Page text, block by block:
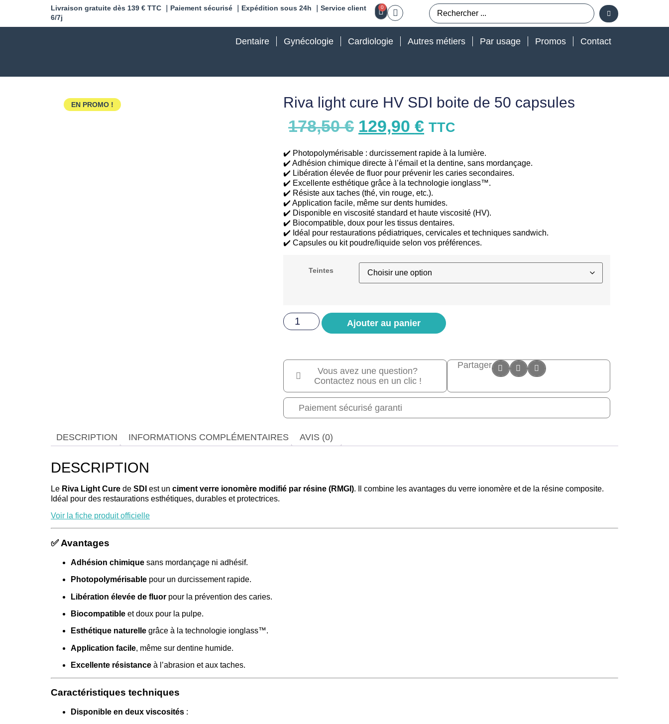
Livraison gratuite dès 139 € TTC ｜Paiement sécurisé ｜Expédition sous 24h ｜Service client
6/7j
0
Dentaire Gynécologie Cardiologie Autres métiers Par usage Promos Contact
EN PROMO ! Riva light cure HV SDI boite de 50 capsules
178,50€ 129,90€ TTC
✔️ Photopolymérisable : durcissement rapide à la lumière.
✔️ Adhésion chimique directe à l’émail et la dentine, sans mordançage.
✔️ Libération élevée de fluor pour prévenir les caries secondaires.
✔️ Excellente esthétique grâce à la technologie ionglass™.
✔️ Résiste aux taches (thé, vin rouge, etc.).
✔️ Application facile, même sur dents humides.
✔️ Disponible en viscosité standard et haute viscosité (HV).
✔️ Biocompatible, doux pour les tissus dentaires.
✔️ Idéal pour restaurations pédiatriques, cervicales et techniques sandwich.
✔️ Capsules ou kit poudre/liquide selon vos préférences.
Teintes
Ajouter au panier
Vous avez une question?
Contactez nous en un clic !
Partager
Paiement sécurisé garanti
DESCRIPTION INFORMATIONS COMPLÉMENTAIRES AVIS (0)
DESCRIPTION
Le Riva Light Cure de SDI est un ciment verre ionomère modifié par résine (RMGI). Il combine les avantages du verre ionomère et de la résine composite.
Idéal pour des restaurations esthétiques, durables et protectrices.
Voir la fiche produit officielle
✅ Avantages
Adhésion chimique sans mordançage ni adhésif.
Photopolymérisable pour un durcissement rapide.
Libération élevée de fluor pour la prévention des caries.
Biocompatible et doux pour la pulpe.
Esthétique naturelle grâce à la technologie ionglass™.
Application facile, même sur dentine humide.
Excellente résistance à l’abrasion et aux taches.
Caractéristiques techniques
Disponible en deux viscosités :